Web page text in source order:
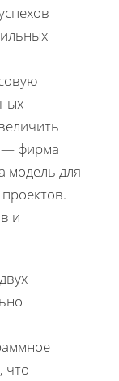
— фирма
модель для
и
, что